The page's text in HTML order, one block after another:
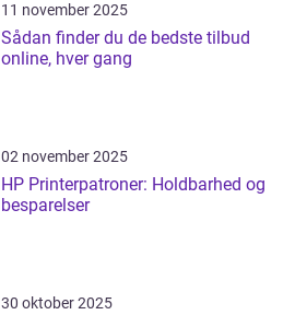
11 november 2025
Sådan finder du de bedste tilbud
online, hver gang
02 november 2025
HP Printerpatroner: Holdbarhed og
besparelser
30 oktober 2025